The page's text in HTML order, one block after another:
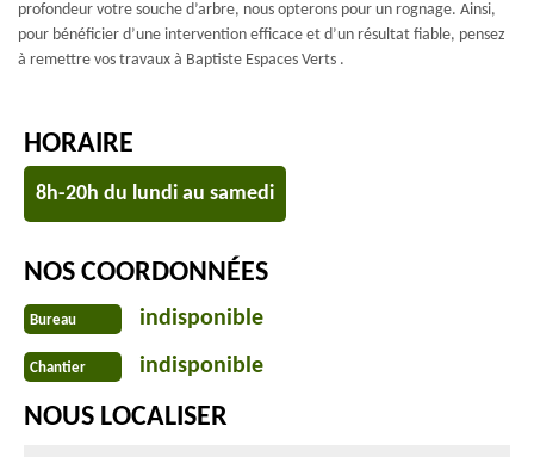
profondeur votre souche d’arbre, nous opterons pour un rognage. Ainsi,
pour bénéficier d’une intervention efficace et d’un résultat fiable, pensez
à remettre vos travaux à Baptiste Espaces Verts .
HORAIRE
8h-20h du lundi au samedi
NOS COORDONNÉES
Bureau indisponible
Chantier indisponible
NOUS LOCALISER